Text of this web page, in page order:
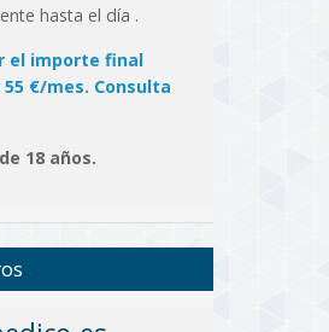
hasta el día .
el importe final
55 €/mes. Consulta
18 años.